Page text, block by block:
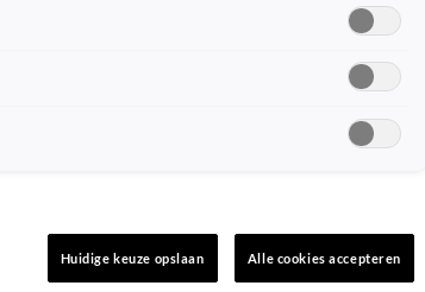
Huidige keuze opslaan Alle cookies accepteren